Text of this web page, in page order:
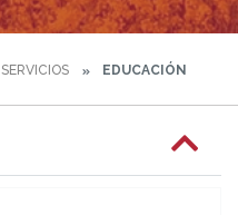
SERVICIOS EDUCACIÓN